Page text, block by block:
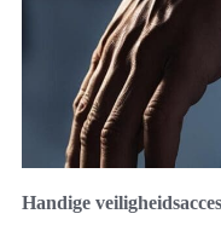
Handige